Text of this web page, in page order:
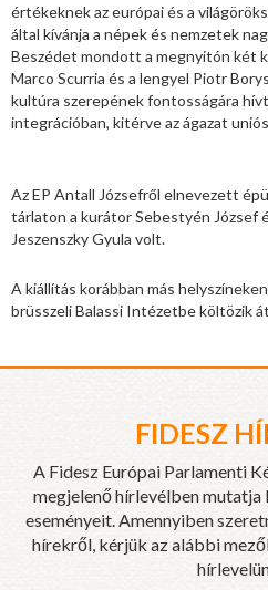
értékeknek az európai és a
által kívánja a népek és nemzetek
Beszédet mondott a megnyitón két
Marco Scurria és a lengyel Piotr
kultúra szerepének fontosságára
integrációban, kitérve az ágazat
Az EP Antall Józsefről elnevezett
tárlaton a kurátor Sebestyén
Jeszenszky Gyula volt.
A kiállítás korábban más
brüsszeli Balassi Intézetbe költözik
FIDESZ
A Fidesz Európai Parlamenti
megjelenő hírlevélben mutatja
eseményeit. Amennyiben
hírekről, kérjük az alábbi